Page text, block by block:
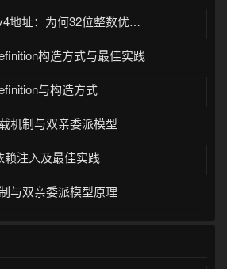
为何32位整数优于字符串 | 性能分析
构造方式与最佳实践
与构造方式
机制与双亲委派模型
赖注入及最佳实践
与双亲委派模型原理